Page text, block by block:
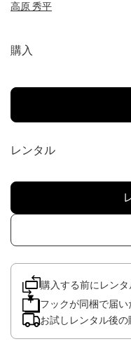
高原 秀平
購入
レンタル
購入する前にレン
フックが同梱で届
お試しレンタル後